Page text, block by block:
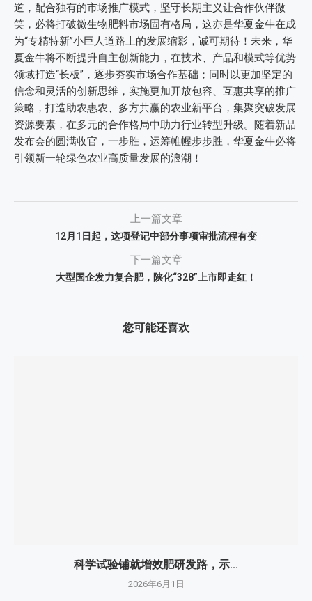
道，配合独有的市场推广模式，坚守长期主义让合作伙伴微
笑，必将打破微生物肥料市场固有格局，这亦是华夏金牛在成
为“专精特新”小巨人道路上的发展缩影，诚可期待！未来，华
夏金牛将不断提升自主创新能力，在技术、产品和模式等优势
领域打造“长板”，逐步夯实市场合作基础；同时以更加坚定的
信念和灵活的创新思维，实施更加开放包容、互惠共享的推广
策略，打造助农惠农、多方共赢的农业新平台，集聚突破发展
资源要素，在多元的合作格局中助力行业转型升级。随着新品
发布会的圆满收官，一步胜，运筹帷幄步步胜，华夏金牛必将
引领新一轮绿色农业高质量发展的浪潮！
上一篇文章
12月1日起，这项登记中部分事项审批流程有变
下一篇文章
大型国企发力复合肥，陕化“328”上市即走红！
您可能还喜欢
科学试验铺就增效肥研发路，示...
2026年6月1日